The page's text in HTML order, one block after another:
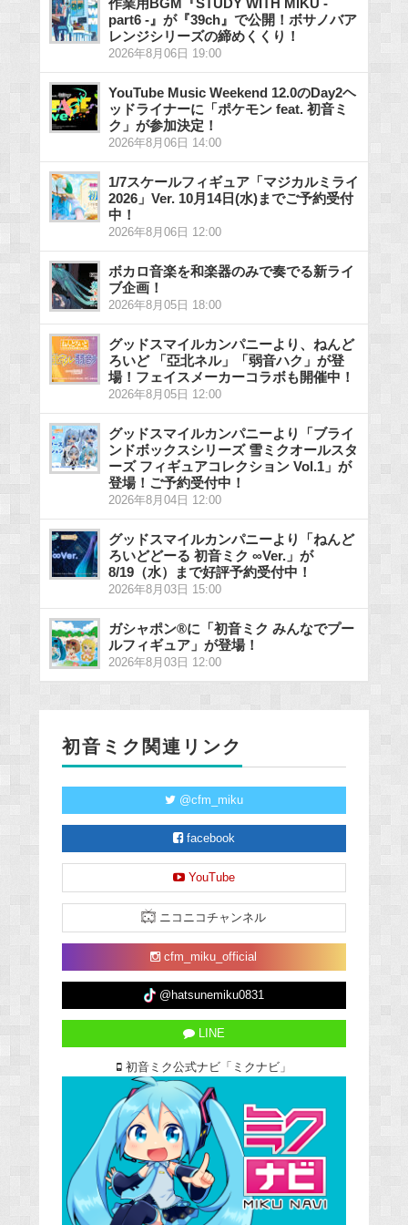
part6 -』が『39ch』で公開！ボサノバア
レンジシリーズの締めくくり！
2026年8月06日 19:00
YouTube Music Weekend 12.0のDay2ヘ
ッドライナーに「ポケモン feat. 初音ミ
ク」が参加決定！
2026年8月06日 14:00
1/7スケールフィギュア「マジカルミライ
2026」Ver. 10月14日(水)までご予約受付
中！
2026年8月06日 12:00
ボカロ音楽を和楽器のみで奏でる新ライ
ブ企画！
2026年8月05日 18:00
グッドスマイルカンパニーより、ねんど
ろいど 「亞北ネル」「弱音ハク」が登
場！フェイスメーカーコラボも開催中！
2026年8月05日 12:00
グッドスマイルカンパニーより「ブライ
ンドボックスシリーズ 雪ミクオールスタ
ーズ フィギュアコレクション Vol.1」が
登場！ご予約受付中！
2026年8月04日 12:00
グッドスマイルカンパニーより「ねんど
ろいどどーる 初音ミク ∞Ver.」が
8/19（水）まで好評予約受付中！
2026年8月03日 15:00
ガシャポン®に「初音ミク みんなでプー
ルフィギュア」が登場！
2026年8月03日 12:00
初音ミク関連リンク
@cfm_miku
facebook
YouTube
ニコニコチャンネル
cfm_miku_official
@hatsunemiku0831
LINE
初音ミク公式ナビ「ミクナビ」